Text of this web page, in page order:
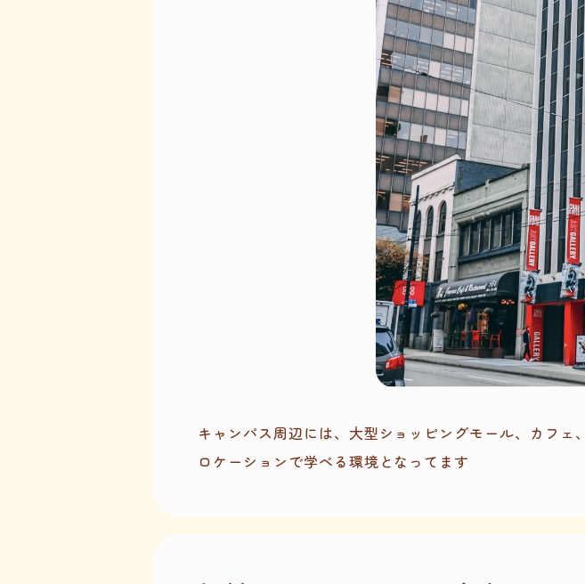
キャンパス周辺には、大型ショッピングモール、カフ
ロケーションで学べる環境となってます